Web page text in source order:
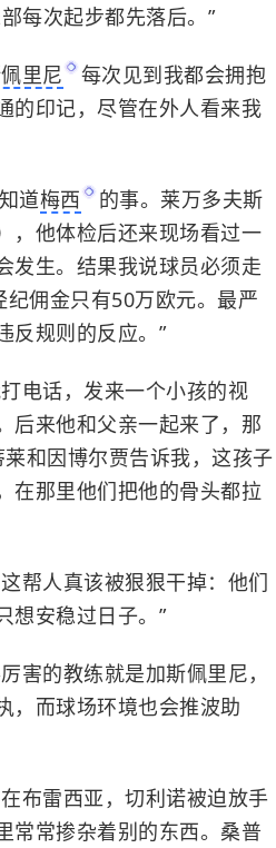
每次起步都先落后。”
里尼
每次见到我都会拥抱
的印记，尽管在外人看来我
道梅西
的事。莱万多夫斯
，他体检后还来现场看过一
发生。结果我说球员必须走
佣金只有50万欧元。最严
反规则的反应。”
电话，发来一个小孩的视
后来他和父亲一起来了，那
和因博尔贾告诉我，这孩子
在那里他们把他的骨头都拉
帮人真该被狠狠干掉：他们
想安稳过日子。”
害的教练就是加斯佩里尼，
，而球场环境也会推波助
布雷西亚，切利诺被迫放手
常常掺杂着别的东西。桑普